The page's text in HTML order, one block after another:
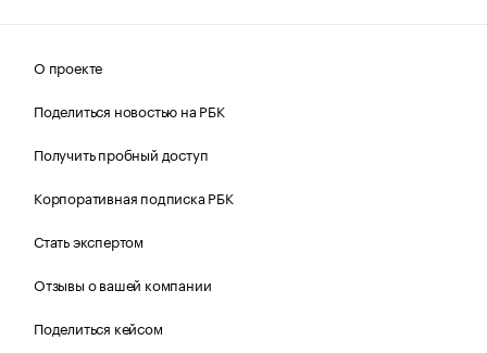
О проекте
Поделиться новостью на РБК
Получить пробный доступ
Корпоративная подписка РБК
Стать экспертом
Отзывы о вашей компании
Поделиться кейсом